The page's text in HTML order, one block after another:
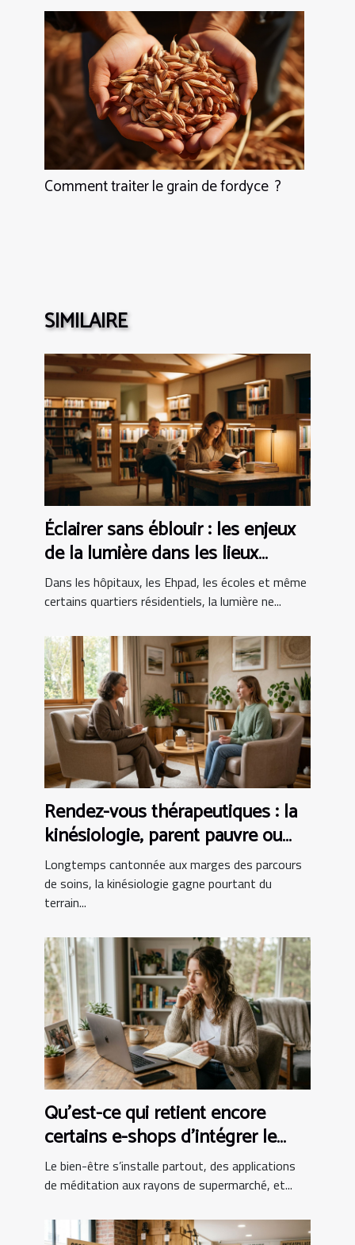
Comment traiter le grain de fordyce ?
SIMILAIRE
Éclairer sans éblouir : les enjeux
de la lumière dans les lieux
sensibles
Dans les hôpitaux, les Ehpad, les écoles et même
certains quartiers résidentiels, la lumière ne...
Rendez-vous thérapeutiques : la
kinésiologie, parent pauvre ou
alliée incontournable ?
Longtemps cantonnée aux marges des parcours
de soins, la kinésiologie gagne pourtant du
terrain...
Qu’est-ce qui retient encore
certains e-shops d’intégrer le
bien-être au panier ?
Le bien-être s’installe partout, des applications
de méditation aux rayons de supermarché, et...